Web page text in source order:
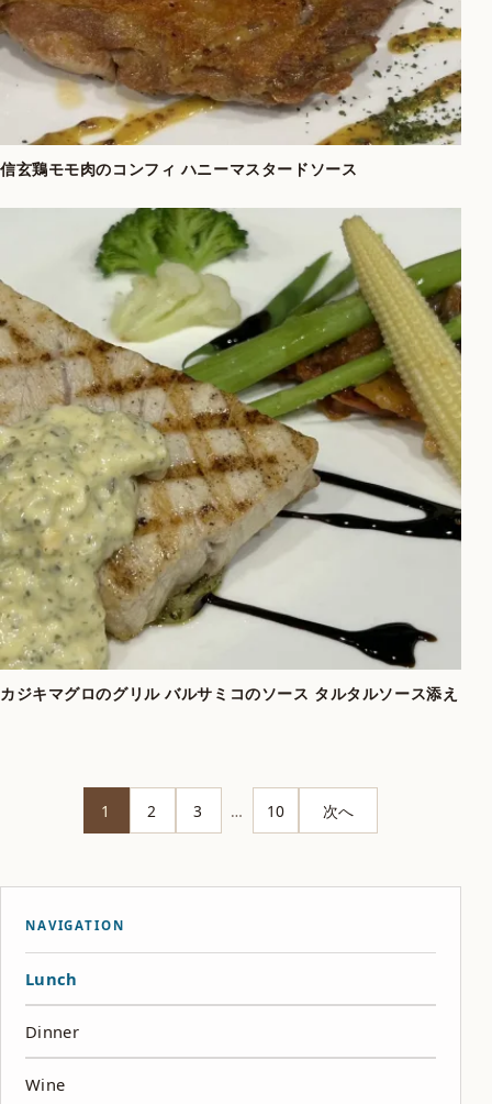
信玄鶏モモ肉のコンフィ ハニーマスタードソース
カジキマグロのグリル バルサミコのソース タルタルソース添え
1 2 3 … 10 次へ
NAVIGATION
Lunch
Dinner
Wine